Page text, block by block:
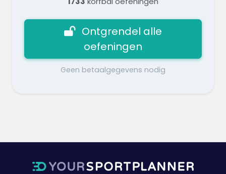
Ontgrendel alle
oefeningen
Geen betaalgegevens nodig